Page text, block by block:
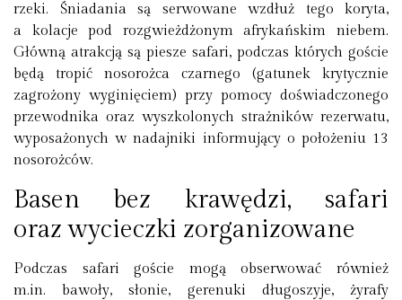
rzeki. Śniadania są serwowane wzdłuż tego koryta,
a kolacje pod rozgwieżdżonym afrykańskim niebem.
Główną atrakcją są piesze safari, podczas których goście
będą tropić nosorożca czarnego (gatunek krytycznie
zagrożony wyginięciem) przy pomocy doświadczonego
przewodnika oraz wyszkolonych strażników rezerwatu,
wyposażonych w nadajniki informujący o położeniu 13
nosorożców.
Basen bez krawędzi, safari
oraz wycieczki zorganizowane
Podczas safari goście mogą obserwować również
m.in. bawoły, słonie, gerenuki długoszyje, żyrafy